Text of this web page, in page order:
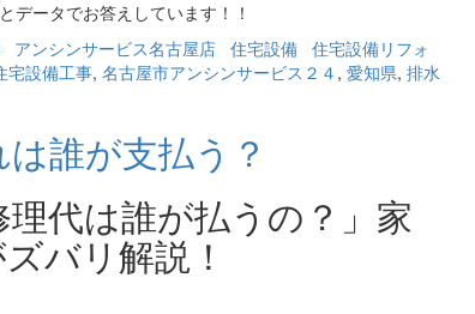
ータでお答えしています！！
アンシンサービス名古屋店 住宅設備 住宅設備リフォ
宅設備工事, 名古屋市アンシンサービス２４ , 愛知県, 排水
誰が支払う？
代は誰が払うの？」家
バリ解説！